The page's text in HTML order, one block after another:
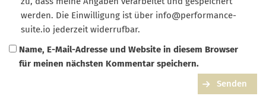
werden. Die Einwilligung ist über info@performance-
suite.io jederzeit widerrufbar.
Name, E-Mail-Adresse und Website in diesem Browser
für meinen nächsten Kommentar speichern.
Senden